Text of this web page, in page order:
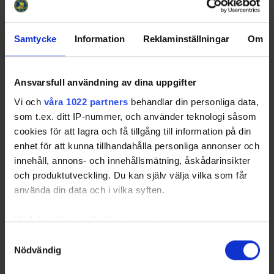
Samtycke Information Reklaminställningar Om
Ansvarsfull användning av dina uppgifter
Vi och våra 1022 partners behandlar din personliga data,
som t.ex. ditt IP-nummer, och använder teknologi såsom
cookies för att lagra och få tillgång till information på din
enhet för att kunna tillhandahålla personliga annonser och
innehåll, annons- och innehållsmätning, åskådarinsikter
och produktutveckling. Du kan själv välja vilka som får
använda din data och i vilka syften.
Med din tillåtelse skulle vi även vilja:
som kan ha en noggrannhet på upp till flera meter
Nödvändig